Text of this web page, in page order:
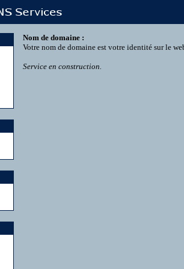
Nom de domaine :
Votre nom de domaine est votre identité sur le
Service en construction.